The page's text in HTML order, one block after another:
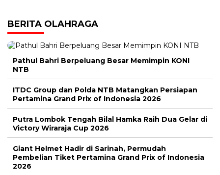
BERITA OLAHRAGA
Pathul Bahri Berpeluang Besar Memimpin KONI
NTB
ITDC Group dan Polda NTB Matangkan Persiapan
Pertamina Grand Prix of Indonesia 2026
Putra Lombok Tengah Bilal Hamka Raih Dua Gelar di
Victory Wiraraja Cup 2026
Giant Helmet Hadir di Sarinah, Permudah
Pembelian Tiket Pertamina Grand Prix of Indonesia
2026